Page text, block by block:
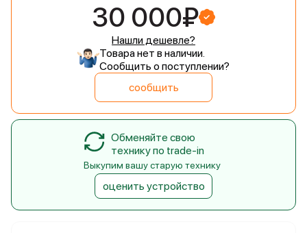
30 000₽
Нашли дешевле?
Товара нет в наличии.
Сообщить о поступлении?
сообщить
Обменяйте свою
технику по trade-in
Выкупим вашу старую технику
оценить устройство